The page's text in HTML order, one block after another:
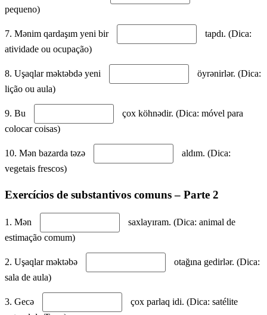
pequeno)
7. Mənim qardaşım yeni bir
tapdı. (Dica:
atividade ou ocupação)
8. Uşaqlar məktəbdə yeni
öyrənirlər. (Dica:
lição ou aula)
9. Bu
çox köhnədir. (Dica: móvel para
colocar coisas)
10. Mən bazarda təzə
aldım. (Dica:
vegetais frescos)
Exercícios de substantivos comuns – Parte 2
1. Mən
saxlayıram. (Dica: animal de
estimação comum)
2. Uşaqlar məktəbə
otağına gedirlər. (Dica:
sala de aula)
3. Gecə
çox parlaq idi. (Dica: satélite